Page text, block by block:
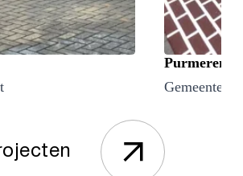
Purmerend
Gemeente